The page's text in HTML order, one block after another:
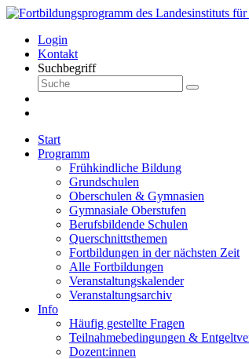
Login
Kontakt
Suchbegriff
Start
Programm
Frühkindliche Bildung
Grundschulen
Oberschulen & Gymnasien
Gymnasiale Oberstufen
Berufsbildende Schulen
Querschnittsthemen
Fortbildungen in der nächsten Zeit
Alle Fortbildungen
Veranstaltungskalender
Veranstaltungsarchiv
Info
Häufig gestellte Fragen
Teilnahmebedingungen &
Dozent:innen